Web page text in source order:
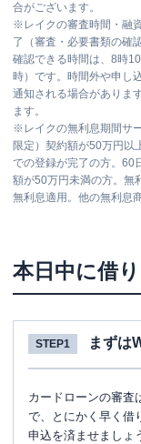
合がございます。
※ レイクの審査時間・融
了（審査・必要書類の確
確認できる時間は、8時
時）です。時間外や申し
通知される場合がありま
ます。
※ レイクの無利息期間サ
限定）契約額が50万円以
での登録が完了の方。60
額が50万円未満の方。無
無利息適用。他の無利息
本日中に借
STEP1 まずは
カードローンの審査
で、とにかく早く借
申込を済ませましょ